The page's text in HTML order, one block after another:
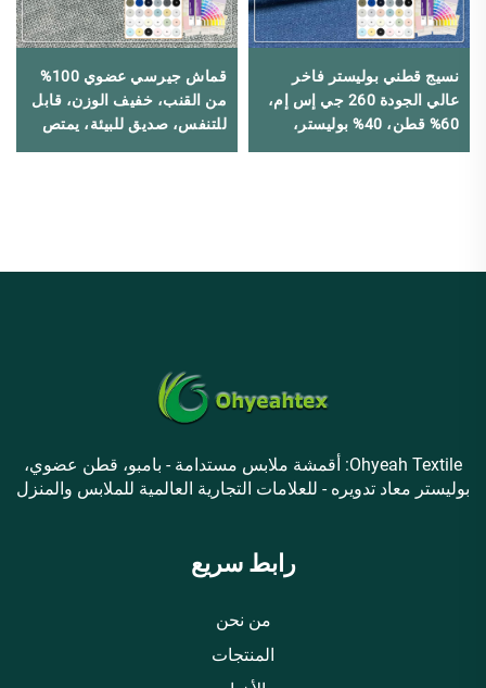
نسيج قطني بوليستر فاخر
عالي الجودة 260 جي إس إم،
60% قطن، 40% بوليستر،
مقاوم للكهرباء الساكنة،
قماش جيرسي عضوي 100%
من القنب، خفيف الوزن، قابل
للتنفس، صديق للبيئة، يمتص
الرطوبة، 160 جرامًا للمتر
Ohyeah Textile: أقمشة ملابس مستدامة - بامبو، قطن عضوي،
بوليستر معاد تدويره - للعلامات التجارية العالمية للملابس والمنزل
رابط سريع
من نحن
المنتجات